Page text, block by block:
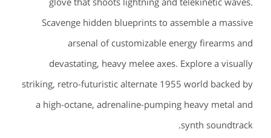
Scavenge hidden blueprints to assemble a massive
arsenal of customizable energy firearms and
devastating, heavy melee axes. Explore a visually
striking, retro-futuristic alternate 1955 world backed by
a high-octane, adrenaline-pumping heavy metal and
synth soundtrack.